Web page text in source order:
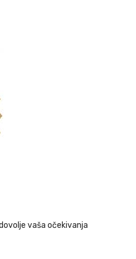
vaša očekivanja